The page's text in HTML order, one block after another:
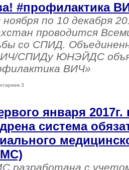
#профилактика
по 10 декабря
проводится
со СПИД.
СПИДу ЮНЭЙДС
ВИЧ»
3
января 2017г.
система
разработана с